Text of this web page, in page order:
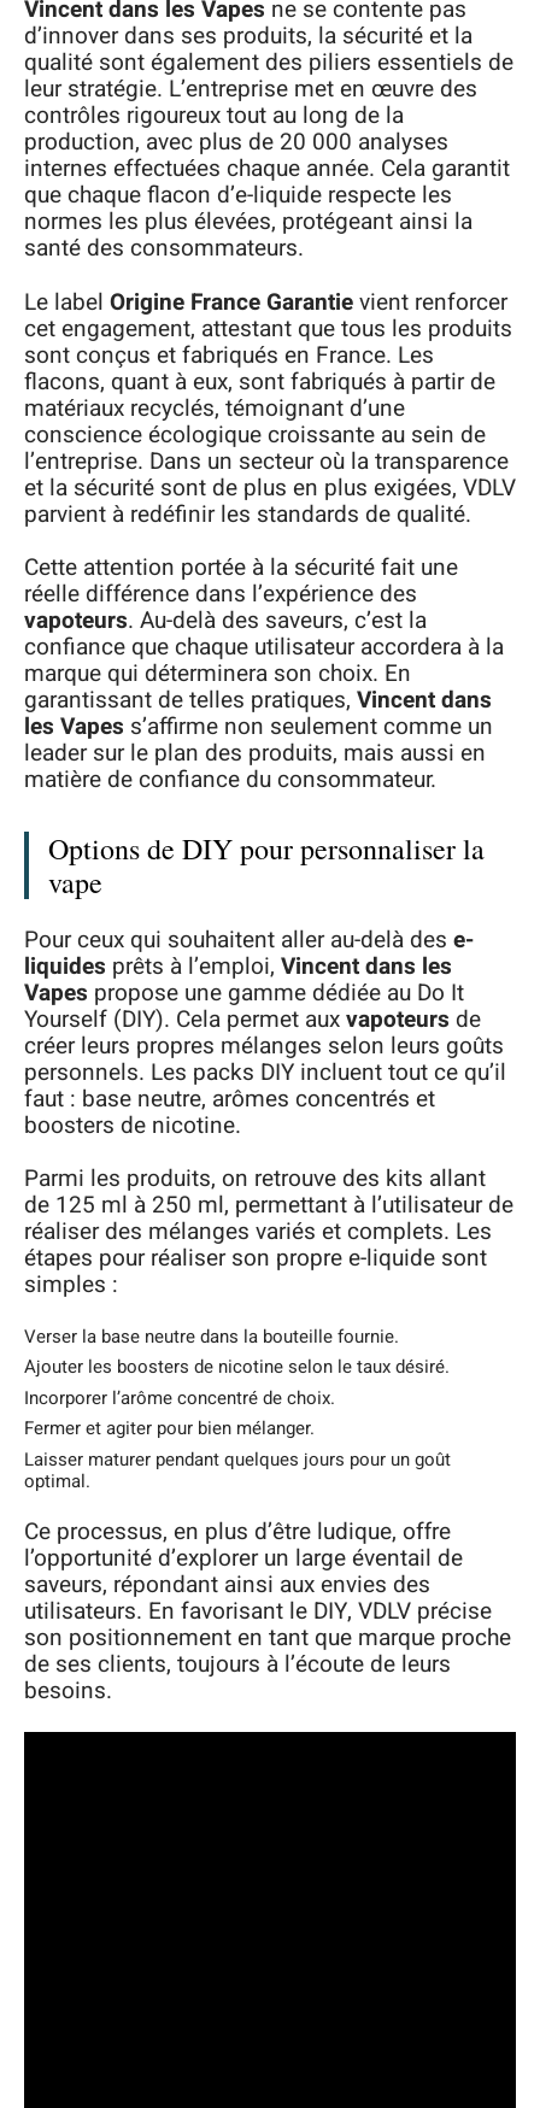
Vincent dans les Vapes ne se contente pas
d’innover dans ses produits, la sécurité et la
qualité sont également des piliers essentiels de
leur stratégie. L’entreprise met en œuvre des
contrôles rigoureux tout au long de la
production, avec plus de 20 000 analyses
internes effectuées chaque année. Cela garantit
que chaque flacon d’e-liquide respecte les
normes les plus élevées, protégeant ainsi la
santé des consommateurs.
Le label Origine France Garantievient renforcer
cet engagement, attestant que tous les produits
sont conçus et fabriqués en France. Les
flacons, quant à eux, sont fabriqués à partir de
matériaux recyclés, témoignant d’une
conscience écologique croissante au sein de
l’entreprise. Dans un secteur où la transparence
et la sécurité sont de plus en plus exigées, VDLV
parvient à redéfinir les standards de qualité.
Cette attention portée à la sécurité fait une
réelle différence dans l’expérience des
vapoteurs. Au-delà des saveurs, c’est la
confiance que chaque utilisateur accordera à la
marque qui déterminera son choix. En
garantissant de telles pratiques, Vincent dans
les Vapes s’affirme non seulement comme un
leader sur le plan des produits, mais aussi en
matière de confiance du consommateur.
Options de DIY pour personnaliser la
vape
Pour ceux qui souhaitent aller au-delà des e-
liquides prêts à l’emploi, Vincent dans les
Vapes propose une gamme dédiée au Do It
Yourself (DIY). Cela permet auxvapoteurs de
créer leurs propres mélanges selon leurs goûts
personnels. Les packs DIY incluent tout ce qu’il
faut : base neutre, arômes concentrés et
boosters de nicotine.
Parmi les produits, on retrouve des kits allant
de 125 ml à 250 ml, permettant à l’utilisateur de
réaliser des mélanges variés et complets. Les
étapes pour réaliser son propre e-liquide sont
simples :
Verser la base neutre dans la bouteille fournie.
Ajouter les boosters de nicotine selon le taux désiré.
Incorporer l’arôme concentré de choix.
Fermer et agiter pour bien mélanger.
Laisser maturer pendant quelques jours pour un goût
optimal.
Ce processus, en plus d’être ludique, offre
l’opportunité d’explorer un large éventail de
saveurs, répondant ainsi aux envies des
utilisateurs. En favorisant le DIY, VDLV précise
son positionnement en tant que marque proche
de ses clients, toujours à l’écoute de leurs
besoins.